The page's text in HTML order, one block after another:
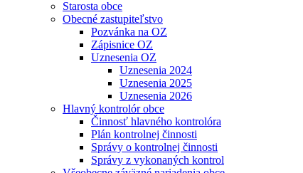
Starosta obce
Obecné zastupiteľstvo
Pozvánka na OZ
Zápisnice OZ
Uznesenia OZ
Uznesenia 2024
Uznesenia 2025
Uznesenia 2026
Hlavný kontrolór obce
Činnosť hlavného kontrolóra
Plán kontrolnej činnosti
Správy o kontrolnej činnosti
Správy z vykonaných kontrol